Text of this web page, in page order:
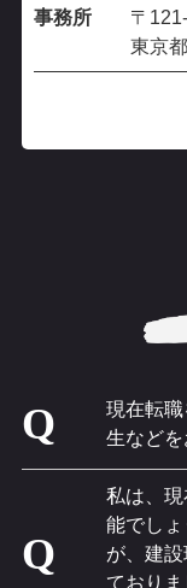
事務所
〒
東京
Q
現在転
生など
Q
私は、
能でし
が、建
ており